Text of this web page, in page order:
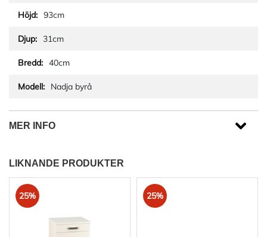
93cm
31cm
40cm
Nadja byrå
MER INFO
LIKNANDE PRODUKTER
25% 25%